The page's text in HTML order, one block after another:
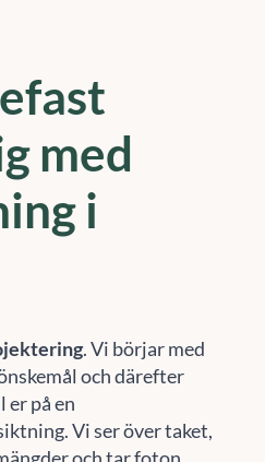
med
i
. Vi börjar med
och därefter
er på en
Vi ser över taket,